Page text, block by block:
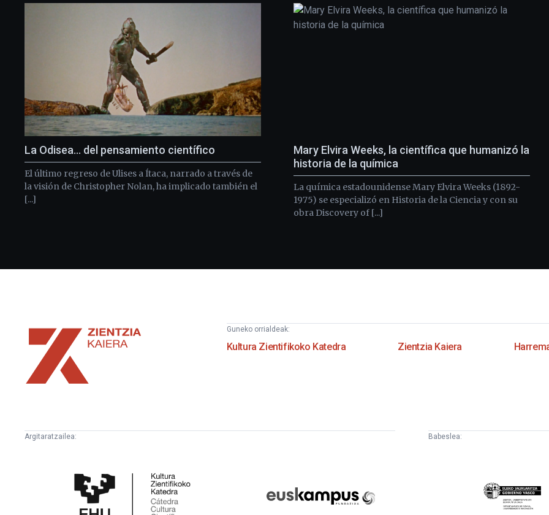
La Odisea… del pensamiento científico
El último regreso de Ulises a Ítaca, narrado a través de
la visión de Christopher Nolan, ha implicado también el
[...]
Mary Elvira Weeks, la científica que humanizó la
historia de la química
La química estadounidense Mary Elvira Weeks (1892-
1975) se especializó en Historia de la Ciencia y con su
obra Discovery of [...]
Zientzia
Kaiera
Guneko orrialdeak:
Kultura Zientifikoko Katedra Zientzia Kaiera
Argitaratzailea: Babeslea:
-
Lehendakaritza